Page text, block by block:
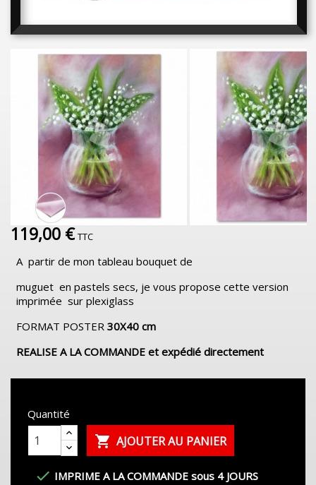
119,00 € TTC
A partir de mon tableau bouquet de
muguet en pastels secs, je vous propose cette version
imprimée sur plexiglass
FORMAT POSTER 30X40 cm
REALISE A LA COMMANDE et expédié directement
Quantité
 AJOUTER AU PANIER
 IMPRIME A LA COMMANDE sous 4 JOURS